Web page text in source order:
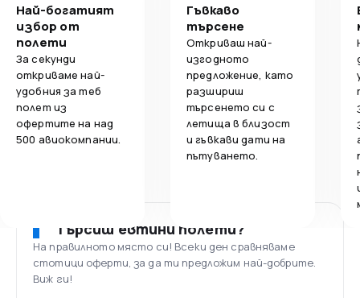
Най-богатият
избор от
полети
За секунди
откриваме най-
удобния за теб
полет из
офертите на над
500 авиокомпании.
Гъвкаво
търсене
Откриваш най-
изгодното
предложение, като
разшириш
търсенето си с
летища в близост
и гъвкави дати на
пътуването.
Търсиш евтини полети?
На правилното място си! Всеки ден сравняваме
стотици оферти, за да ти предложим най-добрите.
Виж ги!